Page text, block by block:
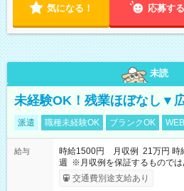
気になる！ 応募する
未読
未経験OK！残業ほぼなし▼
派遣 職種未経験OK ブランクOK
給与
時給1500円 月収例 21万円 時
週 ※月収例を保証するもので
ービス利用可（利用条件有）
交通費別途支給あり